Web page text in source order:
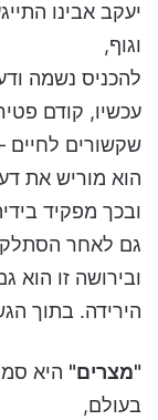
יעקב אבינו
וגוף,
להכניס נשמה
עכשיו, קודם
שקשורים לחיים
הוא מוריש את
ובכך מפקיד
גם לאחר
ובירושה זו הוא
הירידה. בתוך
"מצרים" היא
בעולם,